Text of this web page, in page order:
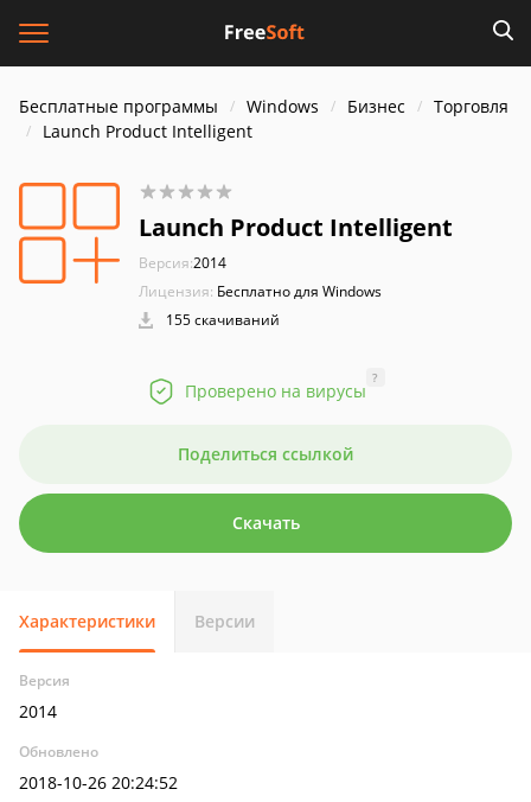
Бесплатные программы Windows Бизнес
Торговля
Launch Product Intelligent
Launch Product Intelligent
Версия:2014
Лицензия: Бесплатно для Windows
155 скачиваний
Проверено на вирусы
?
Поделиться ссылкой
Скачать
Характеристики Версии
Версия
2014
Обновлено
2018-10-26 20:24:52